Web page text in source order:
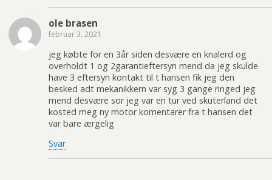
ole brasen
februar 3, 2021
jeg købte for en 3år siden desvære en knalerd og
overholdt 1 og 2garantieftersyn mend da jeg skulde
have 3 eftersyn kontakt til t hansen fik jeg den
besked adt mekanikkern var syg 3 gange ringed jeg
mend desvære sor jeg var en tur ved skuterland det
kosted meg ny motor komentarer fra t hansen det
var bare ærgelig
Svar